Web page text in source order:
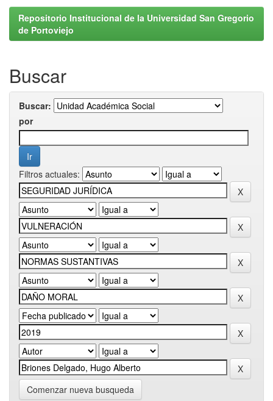
Repositorio Institucional de la Universidad San Gregorio
de Portoviejo
Buscar
Buscar:
por
Filtros actuales:
Comenzar nueva busqueda